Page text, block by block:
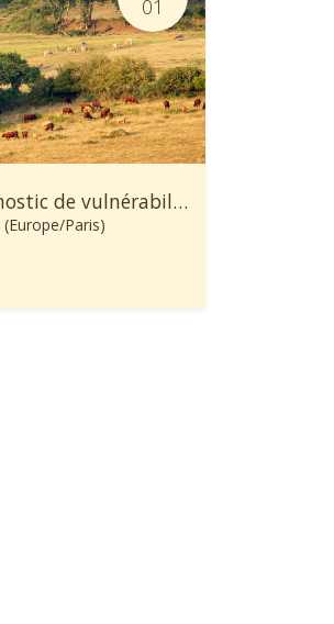
01
[Formation] Diagnostic de vulnérabilité au changement climatique et démarche d’adaptation d’une exploitation agricole
(Europe/Paris)